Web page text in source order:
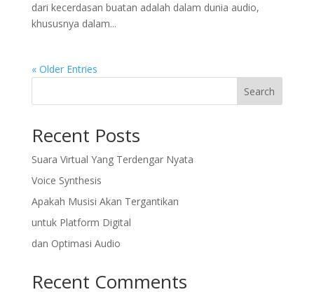
dari kecerdasan buatan adalah dalam dunia audio,
khususnya dalam...
« Older Entries
Search
Recent Posts
Suara Virtual Yang Terdengar Nyata
Voice Synthesis
Apakah Musisi Akan Tergantikan
untuk Platform Digital
dan Optimasi Audio
Recent Comments